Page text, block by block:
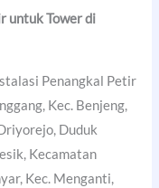
untuk Tower di
Penangkal Petir
Kec. Benjeng,
Duduk
Kecamatan
Kec. Menganti,